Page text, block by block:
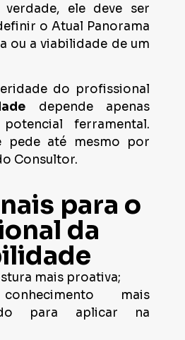
verdade, ele deve ser
o Atual Panorama
ou a viabilidade de um
do profissional
depende apenas
ferramental.
pede até mesmo por
Consultor.
para o
da
mais proativa;
mais
para aplicar na